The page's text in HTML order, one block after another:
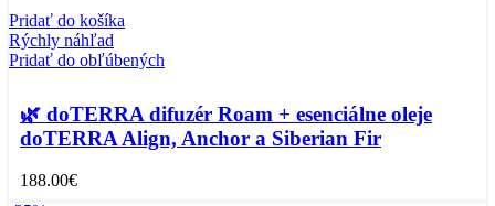
Pridať do košíka
Rýchly náhľad
Pridať do obľúbených
🌿 doTERRA difuzér Roam + esenciálne oleje
doTERRA Align, Anchor a Siberian Fir
188.00€